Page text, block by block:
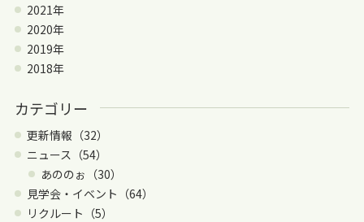
2021年
2020年
2019年
2018年
カテゴリー
更新情報（32）
ニュース（54）
あののぉ（30）
見学会・イベント（64）
リクルート（5）